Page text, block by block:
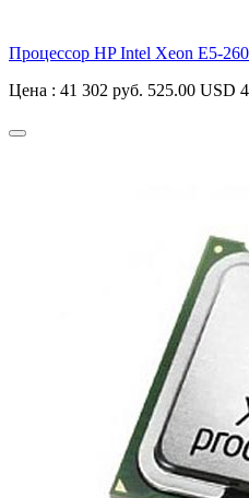
Процессор HP Intel Xeon E5-
Цена : 41 302 руб. 525.00 USD